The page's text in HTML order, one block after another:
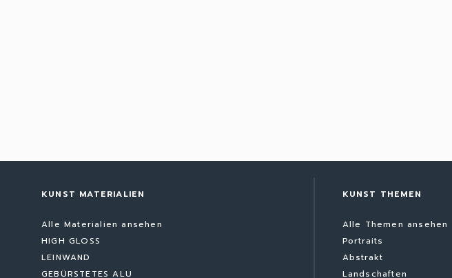
KUNST MATERIALIEN
Alle Materialien ansehen
HIGH GLOSS
LEINWAND
GEBÜRSTETES ALU
KUNST THEMEN
Alle Themen ansehen
Portraits
Abstrakt
Landschaften